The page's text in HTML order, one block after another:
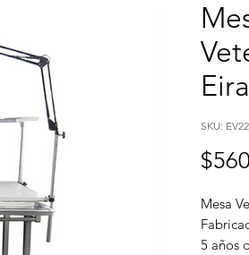
Eira
SKU:
Mesa
5 años